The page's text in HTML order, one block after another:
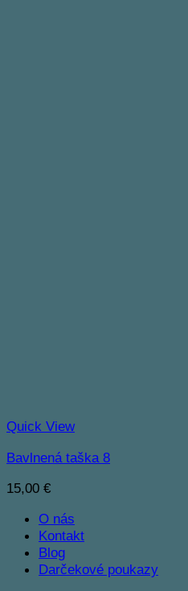
Quick View
Bavlnená taška 8
15,00 €
O nás
Kontakt
Blog
Darčekové poukazy